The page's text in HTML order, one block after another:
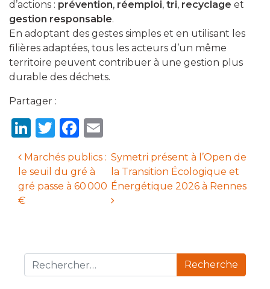
d’actions : prévention, réemploi, tri, recyclage et
gestion responsable.
En adoptant des gestes simples et en utilisant les
filières adaptées, tous les acteurs d’un même
territoire peuvent contribuer à une gestion plus
durable des déchets.
Partager :
LinkedIn
Twitter
Facebook
Navigation des articles
Marchés publics :
le seuil du gré à
gré passe à 60 000
€
Symetri présent à l’Open de
la Transition Écologique et
Énergétique 2026 à Rennes
Recherche pour :